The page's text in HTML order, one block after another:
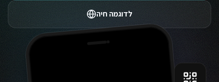
לדוגמה חיה